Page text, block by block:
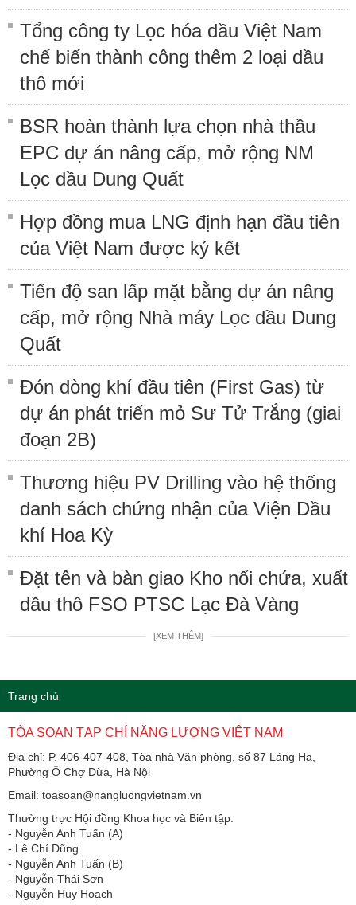
Tổng công ty Lọc hóa dầu Việt Nam
chế biến thành công thêm 2 loại dầu
thô mới
BSR hoàn thành lựa chọn nhà thầu
EPC dự án nâng cấp, mở rộng NM
Lọc dầu Dung Quất
Hợp đồng mua LNG định hạn đầu tiên
của Việt Nam được ký kết
Tiến độ san lấp mặt bằng dự án nâng
cấp, mở rộng Nhà máy Lọc dầu Dung
Quất
Đón dòng khí đầu tiên (First Gas) từ
dự án phát triển mỏ Sư Tử Trắng (giai
đoạn 2B)
Thương hiệu PV Drilling vào hệ thống
danh sách chứng nhận của Viện Dầu
khí Hoa Kỳ
Đặt tên và bàn giao Kho nổi chứa, xuất
dầu thô FSO PTSC Lạc Đà Vàng
[XEM THÊM]
Trang chủ
TÒA SOẠN TẠP CHÍ NĂNG LƯỢNG VIỆT NAM
Địa chỉ: P. 406-407-408, Tòa nhà Văn phòng, số 87 Láng Hạ,
Phường Ô Chợ Dừa, Hà Nội
Email: toasoan@nangluongvietnam.vn
Thường trực Hội đồng Khoa học và Biên tập:
​​​​​​- Nguyễn Anh Tuấn (A)
- Lê Chí Dũng
- Nguyễn Anh Tuấn (B)
- Nguyễn Thái Sơn
- Nguyễn Huy Hoạch